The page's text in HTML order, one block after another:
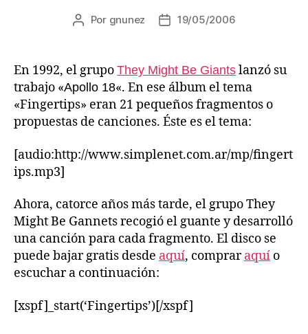
Autor
entrada
Por gnunez
Fecha
entrada
19/05/2006
En 1992, el grupo They Might Be Giants lanzó su
trabajo «Apollo 18«. En ese álbum el tema
«Fingertips» eran 21 pequeños fragmentos o
propuestas de canciones. Éste es el tema:
[audio:http://www.simplenet.com.ar/mp/fingert
ips.mp3]
Ahora, catorce años más tarde, el grupo They
Might Be Gannets recogió el guante y desarrolló
una canción para cada fragmento. El disco se
puede bajar gratis desde aquí, compraraquí o
escuchar a continuación:
[xspf]_start(‘Fingertips’)[/xspf]